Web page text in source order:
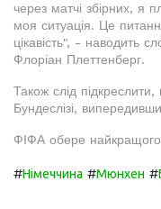
через матчі збірних, я
моя ситуація. Це
цікавість", - наводить
Флоріан Плеттенберг.
Також слід
Бундеслізі,
ФІФА обере найкращого
#Німеччина #Мюнхен #